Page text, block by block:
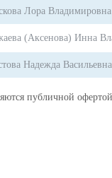
Лора Владимировна
(Аксенова) Инна
Надежда Васильевна
публичной